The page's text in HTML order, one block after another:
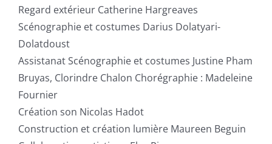
Regard extérieur Catherine Hargreaves
Scénographie et costumes Darius Dolatyari-
Dolatdoust
Assistanat Scénographie et costumes Justine Pham
Bruyas, Clorindre Chalon Chorégraphie : Madeleine
Fournier
Création son Nicolas Hadot
Construction et création lumière Maureen Beguin